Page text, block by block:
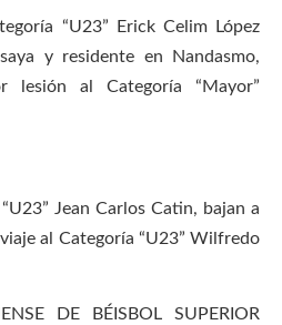
“U23” Erick Celim López
y residente en Nandasmo,
lesión al Categoría “Mayor”
Jean Carlos Catin, bajan a
al Categoría “U23” Wilfredo
DE BÉISBOL SUPERIOR